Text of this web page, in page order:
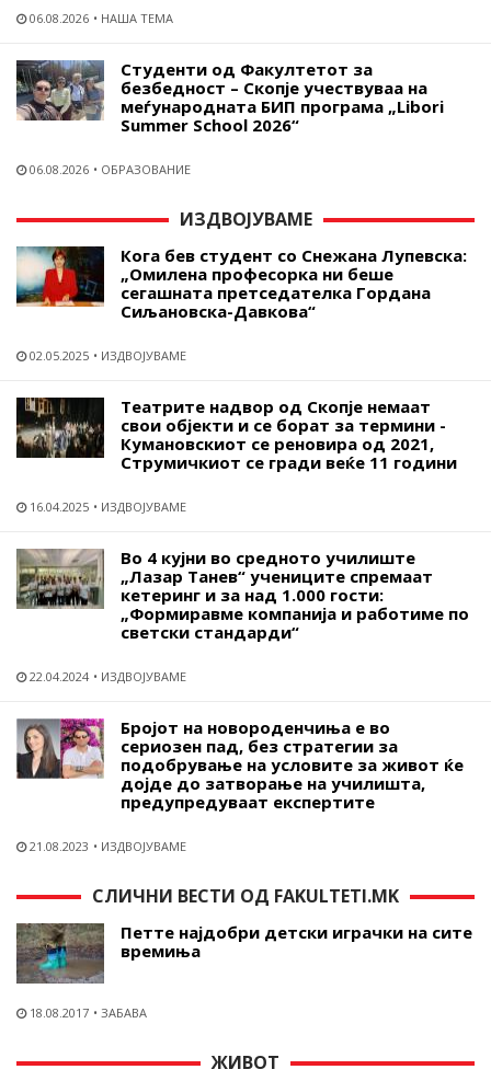
06.08.2026 НАША ТЕМА
Студенти од Факултетот за
безбедност – Скопје учествуваа на
меѓународната БИП програма „Libori
Summer School 2026“
06.08.2026 ОБРАЗОВАНИЕ
ИЗДВОЈУВАМЕ
Кога бев студент со Снежана Лупевска:
„Омилена професорка ни беше
сегашната претседателка Гордана
Сиљановска-Давкова“
02.05.2025 ИЗДВОЈУВАМЕ
Театрите надвор од Скопје немаат
свои објекти и се борат за термини -
Кумановскиот се реновира од 2021,
Струмичкиот се гради веќе 11 години
16.04.2025 ИЗДВОЈУВАМЕ
Во 4 кујни во средното училиште
„Лазар Танев“ учениците спремаат
кетеринг и за над 1.000 гости:
„Формиравме компанија и работиме по
светски стандарди“
22.04.2024 ИЗДВОЈУВАМЕ
Бројот на новороденчиња е во
сериозен пад, без стратегии за
подобрување на условите за живот ќе
дојде до затворање на училишта,
предупредуваат експертите
21.08.2023 ИЗДВОЈУВАМЕ
СЛИЧНИ ВЕСТИ ОД FAKULTETI.MK
Петте најдобри детски играчки на сите
времиња
18.08.2017 ЗАБАВА
ЖИВОТ